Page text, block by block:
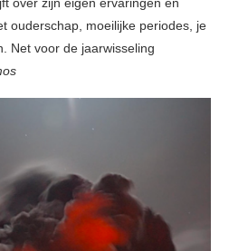
over zijn eigen ervaringen en
ouderschap, moeilijke periodes, je
Net voor de jaarwisseling